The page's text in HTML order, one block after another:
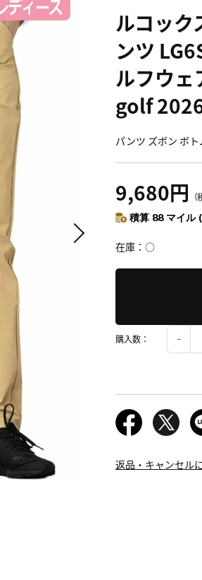
ルコック
ンツ
ルフウ
golf
パンツ ズボン ボ
9,680円 （
積算 88 マイル
在庫 ○
購入数：
返品・キャンセル